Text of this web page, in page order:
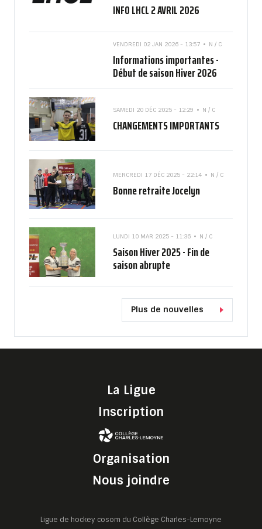
INFO LHCL 2 AVRIL 2026
VENDREDI 02 JAN 2026 - 13:57 N / C
Informations importantes -
Début de saison Hiver 2026
SAMEDI 20 DÉC 2025 - 12:29 N / C
CHANGEMENTS IMPORTANTS
MERCREDI 17 DÉC 2025 - 22:14 N / C
Bonne retraite Jocelyn
LUNDI 10 MAR 2025 - 11:36 N / C
Saison Hiver 2025 - Fin de
saison abrupte
Plus de nouvelles
La Ligue
Inscription
Organisation
Nous joindre
Ligue de hockey cosom du Collège Charles-Lemoyne